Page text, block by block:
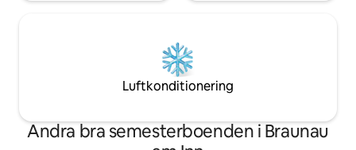
Luftkonditionering
Andra bra semesterboenden i Braunau